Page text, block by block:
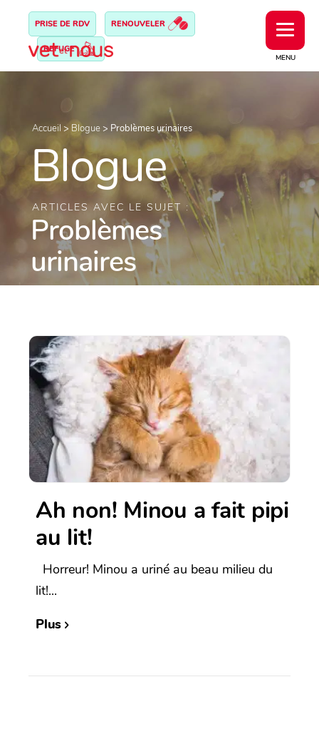
MENU
PRISE DE RDV RENOUVELER
REFUGE
Accueil > Blogue> Problèmes urinaires
Blogue
ARTICLES AVEC LE SUJET :
Problèmes
urinaires
Ah non! Minou a fait pipi
au lit!
Horreur! Minou a uriné au beau milieu du
lit!...
Plus